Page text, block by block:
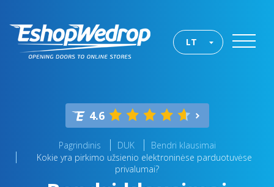
LT
4.6
Pagrindinis DUK
Bendri klausimai
Kokie yra pirkimo užsienio elektroninėse parduotuvėse
privalumai?